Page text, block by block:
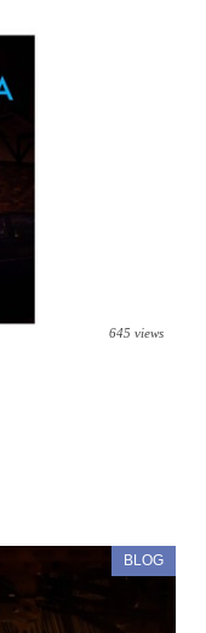
645 views
BLOG